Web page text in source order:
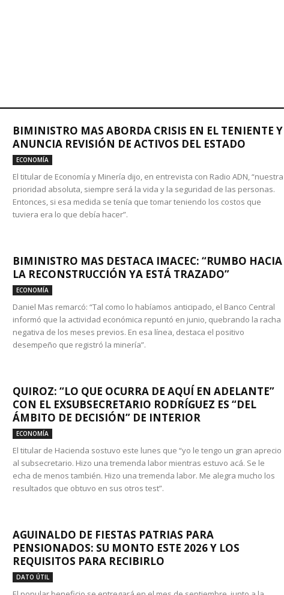
BIMINISTRO MAS ABORDA CRISIS EN EL TENIENTE Y
ANUNCIA REVISIÓN DE ACTIVOS DEL ESTADO
ECONOMÍA
El titular de Economía y Minería dijo, en entrevista con Radio ADN, “nuestra
prioridad absoluta, siempre será la vida y la seguridad de las personas.
Entonces, si esa medida se tenía que tomar teniendo los costos que
tuviera era lo que debía hacer”.
BIMINISTRO MAS DESTACA IMACEC: “RUMBO HACIA
LA RECONSTRUCCIÓN YA ESTÁ TRAZADO”
ECONOMÍA
Daniel Mas remarcó: “Tal como lo habíamos anticipado, el Banco Central
informó que la actividad económica repuntó en junio, quebrando la racha
negativa de los meses previos. En esa línea, destaca el positivo
desempeño que registró la minería”.
QUIROZ: “LO QUE OCURRA DE AQUÍ EN ADELANTE”
CON EL EXSUBSECRETARIO RODRÍGUEZ ES “DEL
ÁMBITO DE DECISIÓN” DE INTERIOR
ECONOMÍA
El titular de Hacienda sostuvo este lunes que “yo le tengo un gran aprecio
al subsecretario. Hizo una tremenda labor mientras estuvo acá. Se le
echa de menos también. Hizo una tremenda labor. Me alegra mucho los
resultados que obtuvo en sus otros test”.
AGUINALDO DE FIESTAS PATRIAS PARA
PENSIONADOS: SU MONTO ESTE 2026 Y LOS
REQUISITOS PARA RECIBIRLO
DATO ÚTIL